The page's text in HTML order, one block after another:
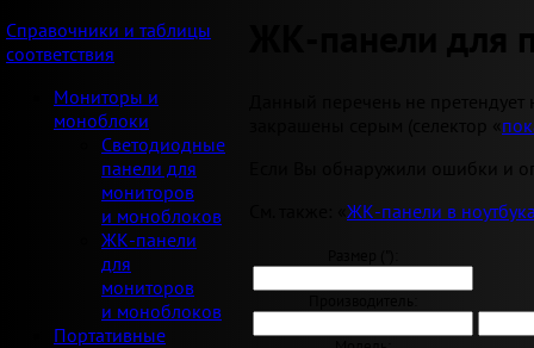
Справочники и таблицы
соответствия
Мониторы и
моноблоки
Светодиодные
панели для
мониторов
и моноблоков
ЖК-панели
для
мониторов
и моноблоков
Портативные
ЖК-панели для
Данный перечень не
Если Вы обнаружили ошибки и
ЖК-панели в